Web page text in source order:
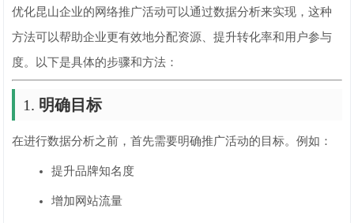
优化昆山企业的网络推广活动可以通过数据分析来实现，这种
方法可以帮助企业更有效地分配资源、提升转化率和用户参与
度。以下是具体的步骤和方法：
1. 明确目标
在进行数据分析之前，首先需要明确推广活动的目标。例如：
提升品牌知名度
增加网站流量